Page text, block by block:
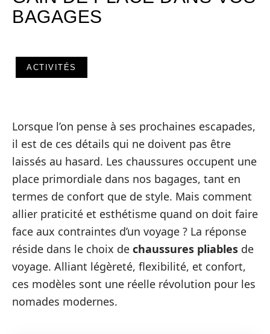
BAGAGES
ACTIVITÉS
Lorsque l’on pense à ses prochaines escapades,
il est de ces détails qui ne doivent pas être
laissés au hasard. Les chaussures occupent une
place primordiale dans nos bagages, tant en
termes de confort que de style. Mais comment
allier praticité et esthétisme quand on doit faire
face aux contraintes d’un voyage ? La réponse
réside dans le choix de chaussures pliables de
voyage. Alliant légèreté, flexibilité, et confort,
ces modèles sont une réelle révolution pour les
nomades modernes.